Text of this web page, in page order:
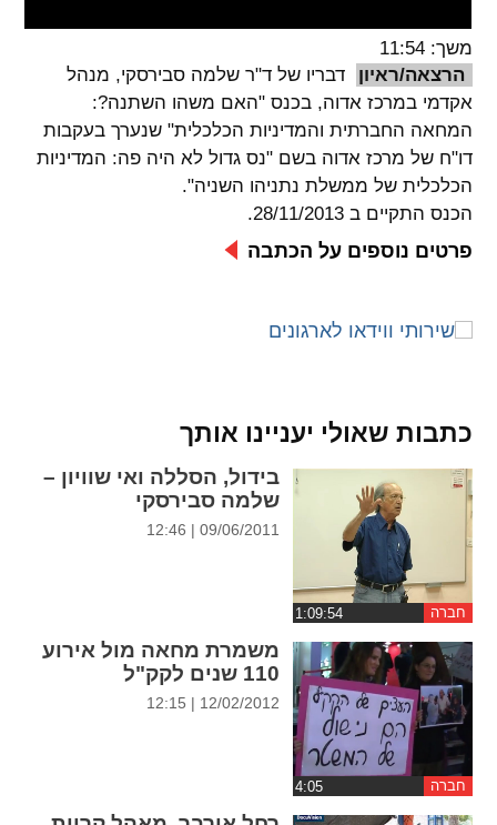
גופן קריא
ניגודיות צבעים
brightness_high
ניגודיות בהירה
cached
כל
ההגדרות
flag
משוב
משך: 11:54
הרצאה/ראיון
דבריו של ד"ר שלמה סבירסקי, מנהל
אקדמי במרכז אדוה, בכנס "האם משהו השתנה?:
המחאה החברתית והמדיניות הכלכלית" שנערך בעקבות
דו"ח של מרכז אדוה בשם "נס גדול לא היה פה: המדיניות
הכלכלית של ממשלת נתניהו השניה".
הכנס התקיים ב 28/11/2013.
פרטים נוספים על הכתבה
כתבות שאולי יעניינו אותך
חברה
בידול, הסללה ואי שוויון –
שלמה סבירסקי
09/06/2011 | 12:46
חברה
משמרת מחאה מול אירוע
110 שנים לקק"ל
12/02/2012 | 12:15